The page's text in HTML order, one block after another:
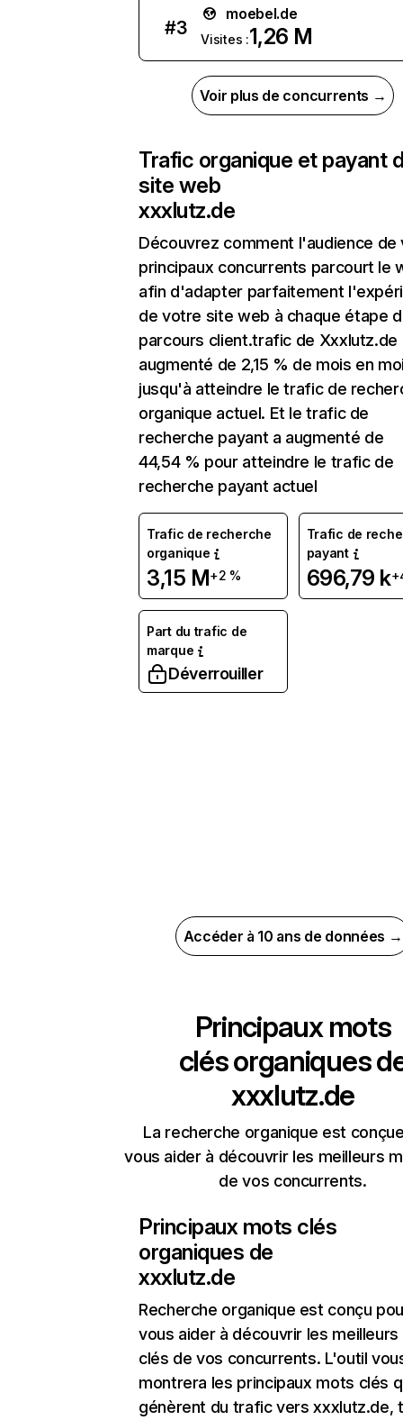
#3
moebel.de
Visites :1,26 M
Voir plus de concurrents →
Trafic organique et payant
site web
xxxlutz.de
Découvrez comment l'audience de
principaux concurrents parcourt le
afin d'adapter parfaitement
de votre site web à chaque étape
parcours client.trafic de Xxxlutz.de
augmenté de 2,15 % de mois en
jusqu'à atteindre le trafic de
organique actuel. Et le trafic de
recherche payant a augmenté de
44,54 % pour atteindre le trafic de
recherche payant actuel
Trafic de recherche
organique
3,15 M+2 %
Trafic de
payant
696,79 k
Part du trafic de
marque
Déverrouiller
Accéder à 10 ans de données →
Principaux mots
clés organiques
xxxlutz.de
La recherche organique est
vous aider à découvrir les meilleurs
de vos concurrents.
Principaux mots clés
organiques de
xxxlutz.de
Recherche organique est conçu
vous aider à découvrir les
clés de vos concurrents. L'outil
montrera les principaux mots clés
génèrent du trafic vers xxxlutz.de,